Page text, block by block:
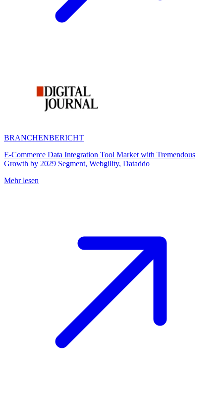
BRANCHENBERICHT
E-Commerce Data Integration Tool Market with Tremendous
Growth by 2029 Segment, Webgility, Dataddo
Mehr lesen